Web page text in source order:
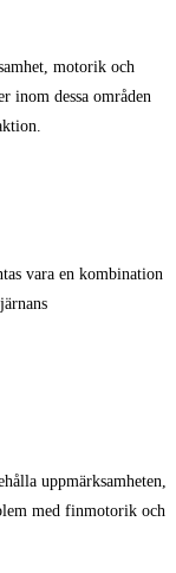
motorik och
inom dessa områden
vara en kombination
uppmärksamheten,
med finmotorik och